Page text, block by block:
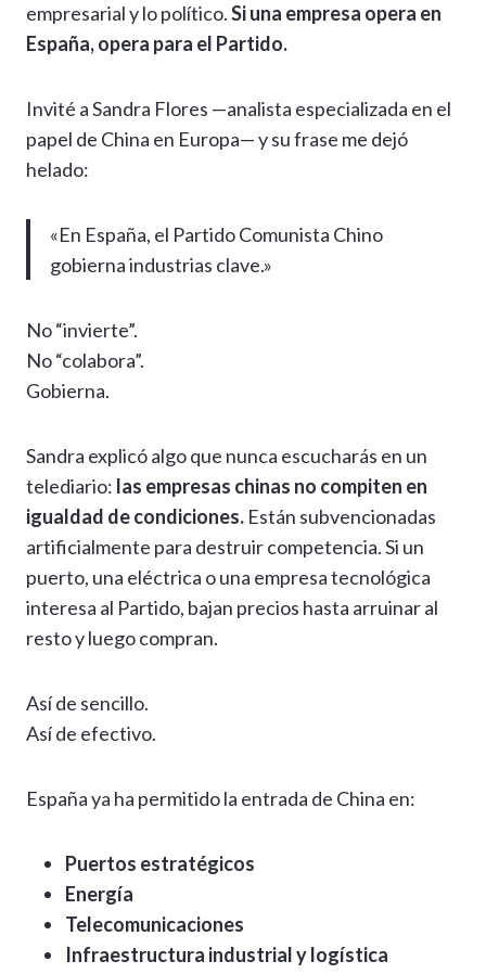
empresarial y lo político.Si una empresa opera en
España, opera para el Partido.
Invité a Sandra Flores —analista especializada en el
papel de China en Europa— y su frase me dejó
helado:
«En España, el Partido Comunista Chino
gobierna industrias clave.»
No “invierte”.
No “colabora”.
Gobierna.
Sandra explicó algo que nunca escucharás en un
telediario: las empresas chinas no compiten en
igualdad de condiciones. Están subvencionadas
artificialmente para destruir competencia. Si un
puerto, una eléctrica o una empresa tecnológica
interesa al Partido, bajan precios hasta arruinar al
resto y luego compran.
Así de sencillo.
Así de efectivo.
España ya ha permitido la entrada de China en:
Puertos estratégicos
Energía
Telecomunicaciones
Infraestructura industrial y logística